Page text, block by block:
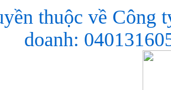
thuộc về Công
doanh: